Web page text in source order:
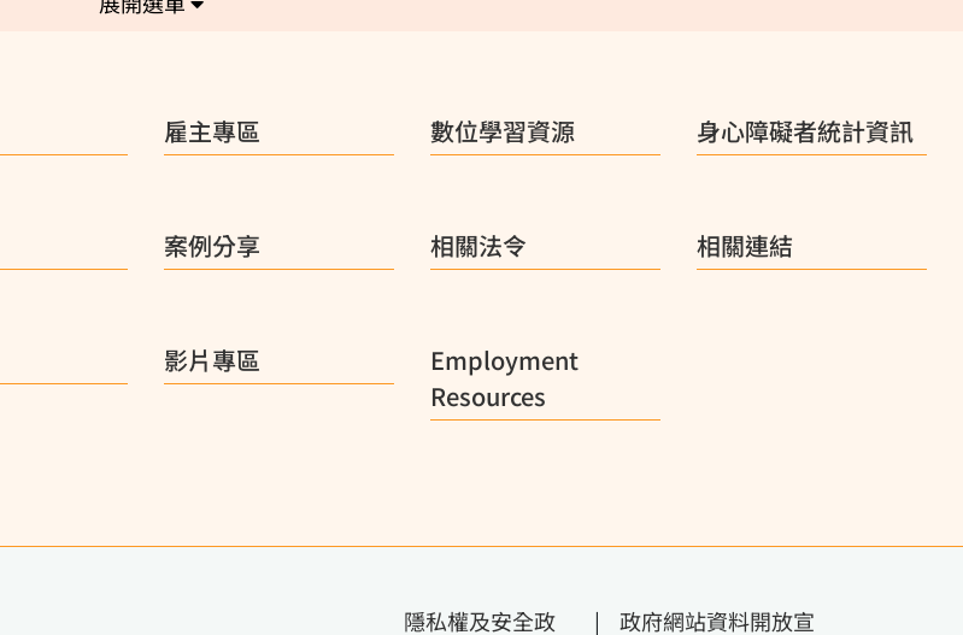
雇主專區 數位學習資源 身心障礙者統計資訊
案例分享 相關法令 相關連結
影片專區
Employment
Resources
隱私權及安全政 | 政府網站資料開放宣